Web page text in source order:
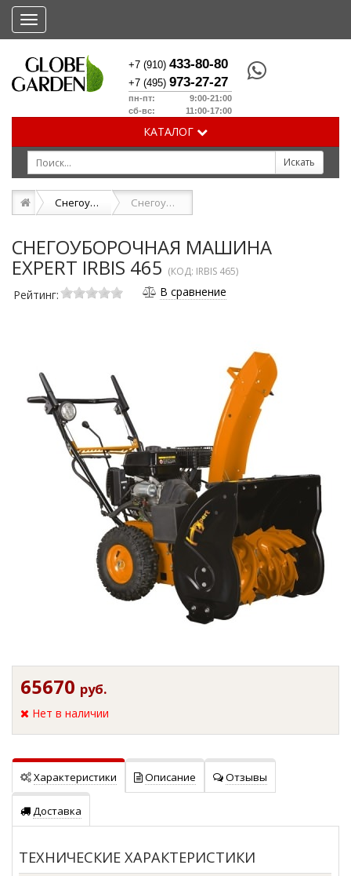
Меню
+7 (910)433-80-80
+7 (495)973-27-27
пн-пт: 9:00-21:00
сб-вс: 11:00-17:00
КАТАЛОГ
Снегоуборочные машины Снегоуборочная машина EXPERT IRBIS 465
СНЕГОУБОРОЧНАЯ МАШИНА
EXPERT IRBIS 465 (КОД: IRBIS 465)
Рейтинг: В сравнение
65670 руб.
Нет в наличии
Характеристики Описание Отзывы
Доставка
ТЕХНИЧЕСКИЕ ХАРАКТЕРИСТИКИ